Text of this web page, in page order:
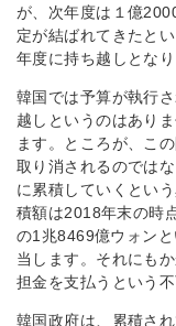
が、次年度は１億
定が結ばれてきたと
年度に持ち越しとなり
韓国では予算が執行
越しというのはあり
ます。ところが、こ
取り消されるのでは
に累積していくとい
積額は2018年末の時
の1兆8469億ウォン
当します。それにも
担金を支払うという
韓国政府は、累積さ